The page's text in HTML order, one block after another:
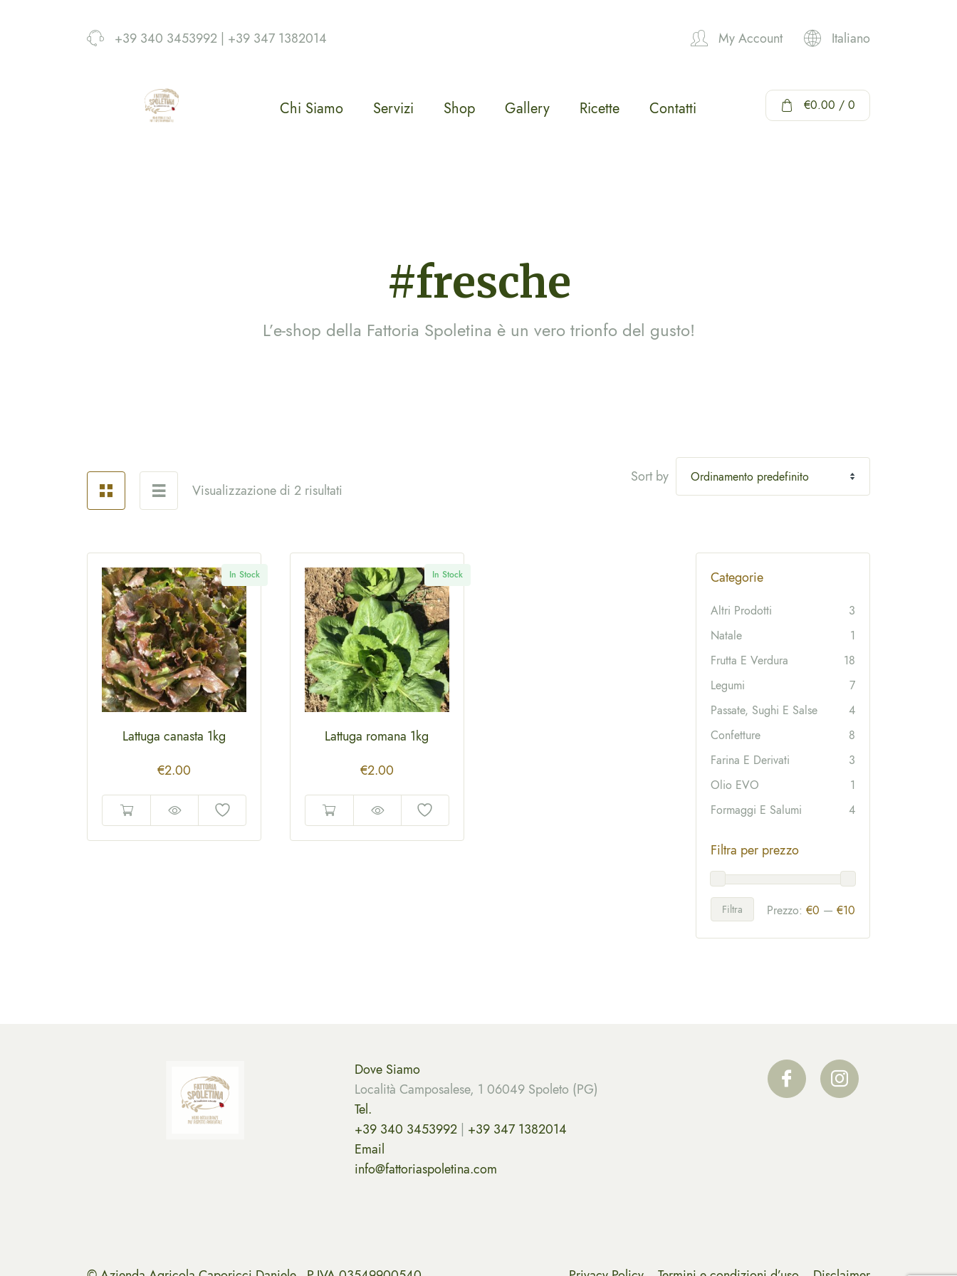
+39 340 3453992 | +39 347 1382014 My Account
Hi, Italiano
Chi Siamo Servizi Shop Gallery Ricette Contatti €0.00 / 0
#fresche
L’e-shop della Fattoria Spoletina è un vero trionfo del gusto!
Visualizzazione di 2 risultati
Sort by
In Stock
Lattuga canasta 1kg
€2.00
In Stock
Lattuga romana 1kg
€2.00
Categorie
Altri Prodotti
3
Natale
1
Frutta E Verdura
18
Legumi
7
Passate, Sughi E Salse
4
Confetture
8
Farina E Derivati
3
Olio EVO
1
Formaggi E Salumi
4
Filtra per prezzo
Filtra Prezzo: €0 — €10
Dove Siamo
Località Camposalese, 1 06049 Spoleto (PG)
Tel.
+39 340 3453992
+39 347 1382014
Email
info@fattoriaspoletina.com